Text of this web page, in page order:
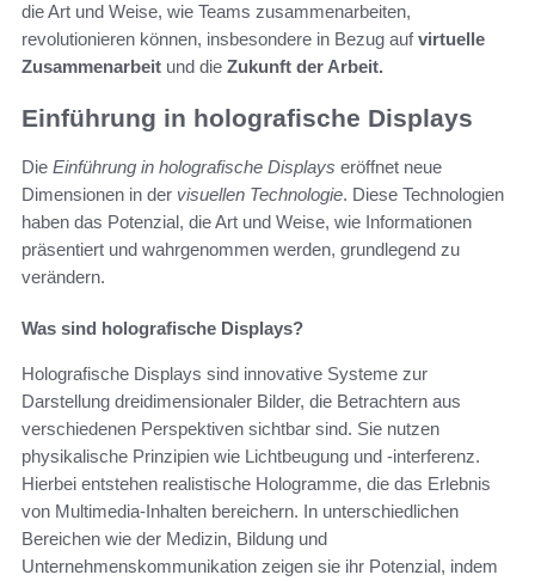
die Art und Weise, wie Teams zusammenarbeiten,
revolutionieren können, insbesondere in Bezug aufvirtuelle
Zusammenarbeit und die Zukunft der Arbeit.
Einführung in holografische Displays
Die Einführung in holografische Displays eröffnet neue
Dimensionen in der visuellen Technologie. Diese Technologien
haben das Potenzial, die Art und Weise, wie Informationen
präsentiert und wahrgenommen werden, grundlegend zu
verändern.
Was sind holografische Displays?
Holografische Displays sind innovative Systeme zur
Darstellung dreidimensionaler Bilder, die Betrachtern aus
verschiedenen Perspektiven sichtbar sind. Sie nutzen
physikalische Prinzipien wie Lichtbeugung und -interferenz.
Hierbei entstehen realistische Hologramme, die das Erlebnis
von Multimedia-Inhalten bereichern. In unterschiedlichen
Bereichen wie der Medizin, Bildung und
Unternehmenskommunikation zeigen sie ihr Potenzial, indem